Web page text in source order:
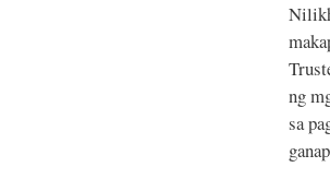
ng
sa